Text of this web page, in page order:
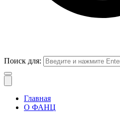
Поиск для:
Главная
О ФАНЦ